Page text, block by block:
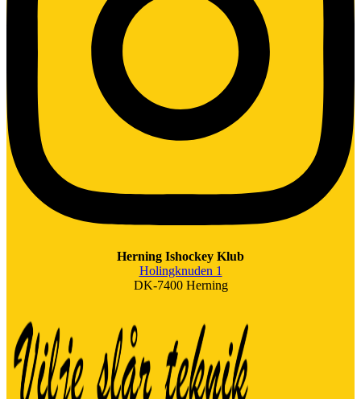
Herning Ishockey Klub
Holingknuden 1
DK-7400 Herning